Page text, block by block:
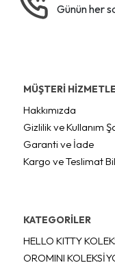
Günün her
MÜŞTERİ
Hakkımızda
Gizlilik ve Kullanım
Garanti ve İade
Kargo ve Teslimat
KATEGORİLER
HELLO KITTY
OROMINI